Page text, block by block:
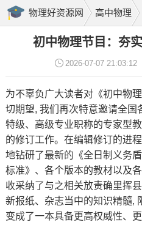
物理好资源网 高中物理
初中物理节目：夯
2026-07-07 21:03:12
为不辜负广大读者对《初中物理
切期望, 我们再次特意邀请全国
特级、高级专业职称的专家型
的修订工作。在编辑修订的进
地钻研了最新的《全日制义务
标准》、各个版本的教材以及
收采纳了与之相关放责确里挥
新报纸、杂志当中的知识精髓,
变成了一本具备更高权威性、